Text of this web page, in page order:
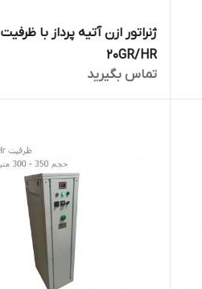
ژنراتور ازن آتیه پرداز با ظرفیت
20GR/HR
تماس بگیرید